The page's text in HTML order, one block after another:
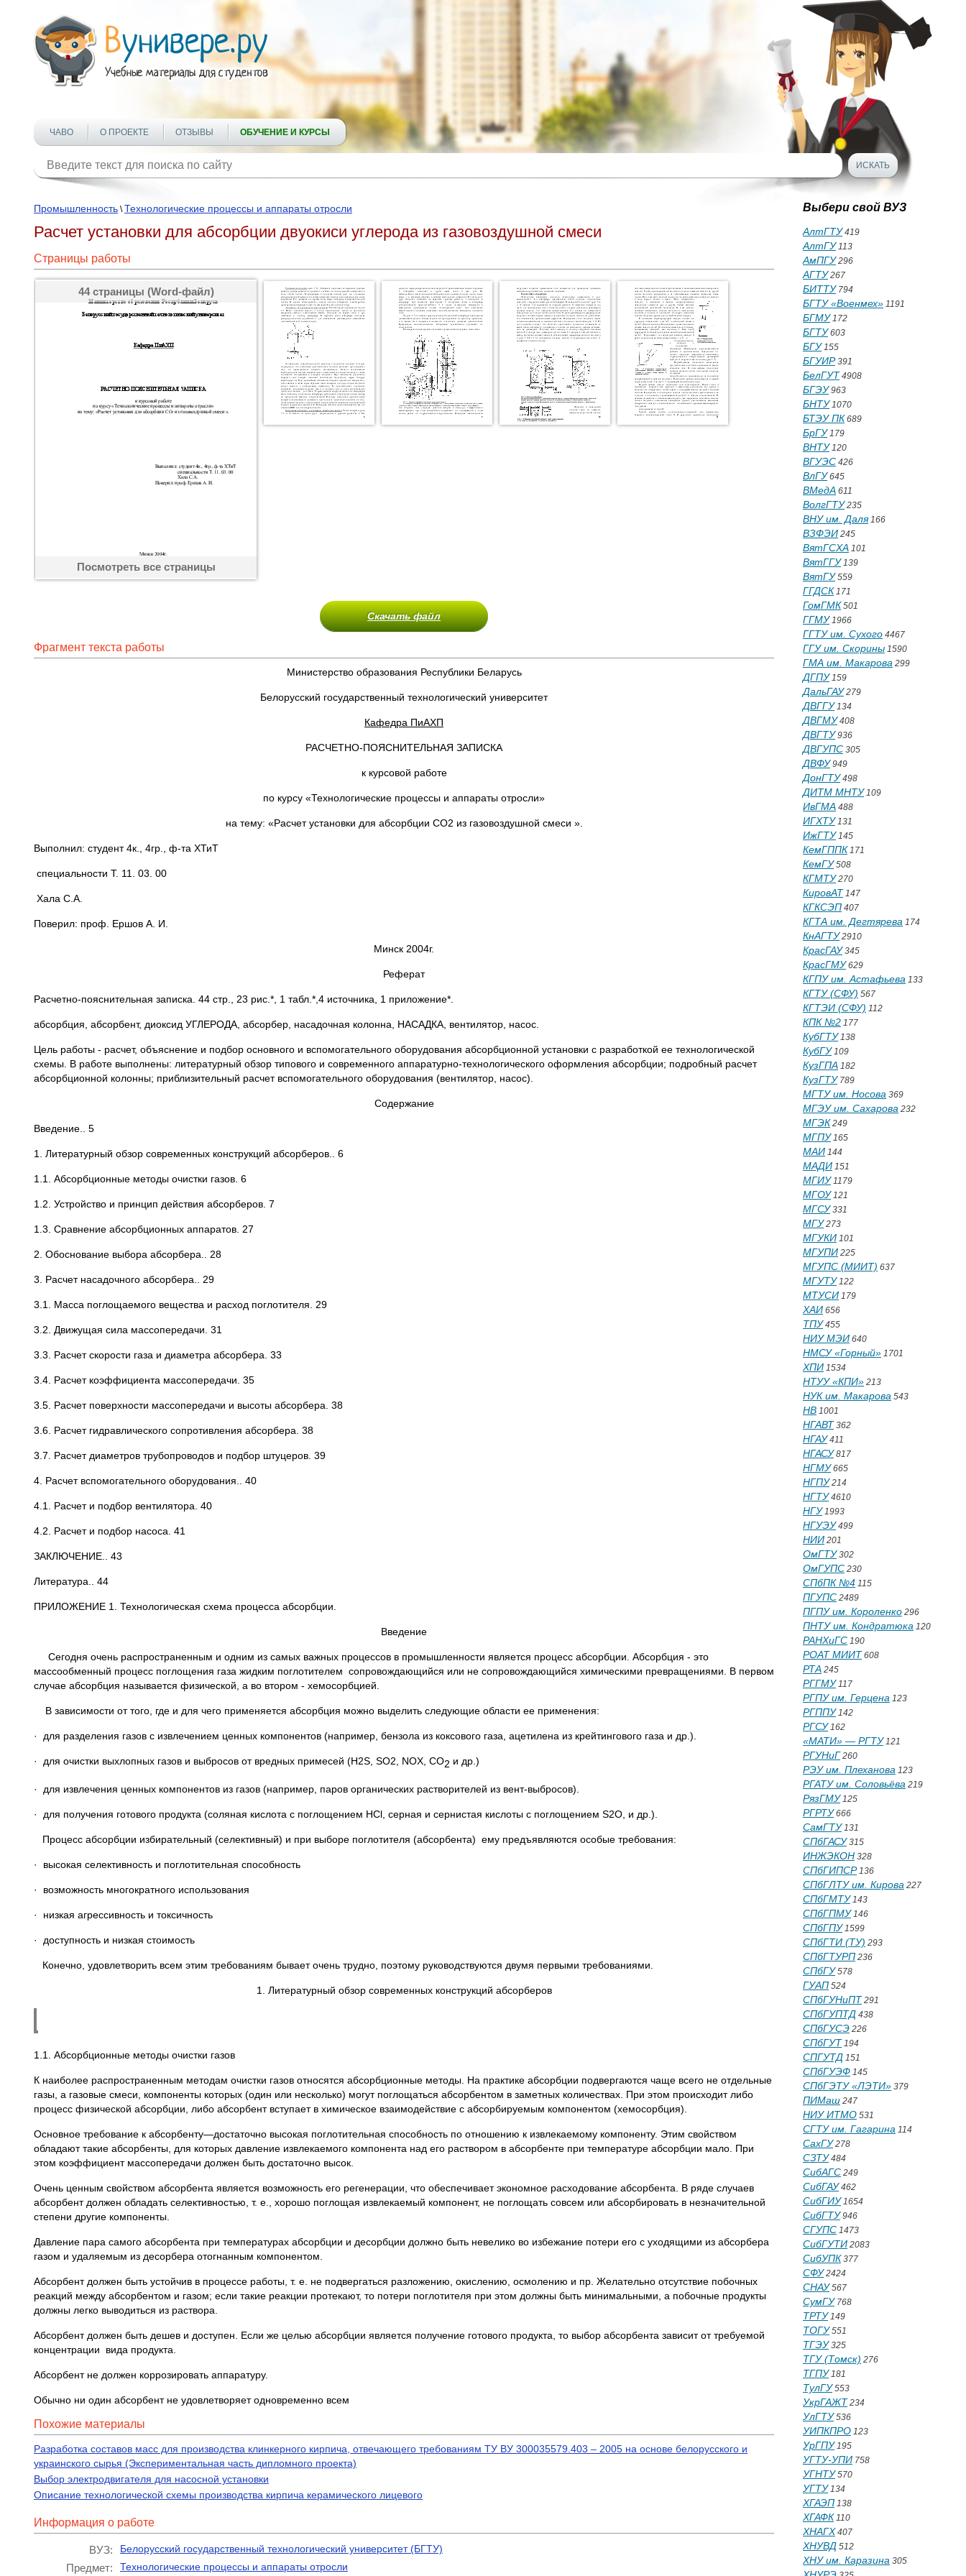
ЧАВО О ПРОЕКТЕ ОТЗЫВЫ ОБУЧЕНИЕ И КУРСЫ
Промышленность \Технологические процессы и аппараты отросли
Расчет установки для абсорбции двуокиси углерода из газовоздушной смеси
Страницы работы
44 страницы (Word-файл)
Посмотреть все страницы
Скачать файл
Фрагмент текста работы
Министерство образования Республики Беларусь
Белорусский государственный технологический университет
Кафедра ПиАХП
РАСЧЕТНО-ПОЯСНИТЕЛЬНАЯ ЗАПИСКА
к курсовой работе
по курсу «Технологические процессы и аппараты отросли»
на тему: «Расчет установки для абсорбции CO2 из газовоздушной смеси ».
Выполнил: студент 4к., 4гр., ф-та ХТиТ
специальности Т. 11. 03. 00
Хала С.А.
Поверил: проф. Ершов А. И.
Минск 2004г.
Реферат
Расчетно-пояснительная записка. 44 стр., 23 рис.*, 1 табл.*,4 источника, 1 приложение*.
абсорбция, абсорбент, диоксид УГЛЕРОДА, абсорбер, насадочная колонна, НАСАДКА, вентилятор, насос.
Цель работы - расчет, объяснение и подбор основного и вспомогательного оборудования абсорбционной установки с разработкой ее технологической
схемы. В работе выполнены: литературный обзор типового и современного аппаратурно-технологического оформления абсорбции; подробный расчет
абсорбционной колонны; приблизительный расчет вспомогательного оборудования (вентилятор, насос).
Содержание
Введение.. 5
1. Литературный обзор современных конструкций абсорберов.. 6
1.1. Абсорбционные методы очистки газов. 6
1.2. Устройство и принцип действия абсорберов. 7
1.3. Сравнение абсорбционных аппаратов. 27
2. Обоснование выбора абсорбера.. 28
3. Расчет насадочного абсорбера.. 29
3.1. Масса поглощаемого вещества и расход поглотителя. 29
3.2. Движущая сила массопередачи. 31
3.3. Расчет скорости газа и диаметра абсорбера. 33
3.4. Расчет коэффициента массопередачи. 35
3.5. Расчет поверхности массопередачи и высоты абсорбера. 38
3.6. Расчет гидравлического сопротивления абсорбера. 38
3.7. Расчет диаметров трубопроводов и подбор штуцеров. 39
4. Расчет вспомогательного оборудования.. 40
4.1. Расчет и подбор вентилятора. 40
4.2. Расчет и подбор насоса. 41
ЗАКЛЮЧЕНИЕ.. 43
Литература.. 44
ПРИЛОЖЕНИЕ 1. Технологическая схема процесса абсорбции.
Введение
Сегодня очень распространенным и одним из самых важных процессов в промышленности является процесс абсорбции. Абсорбция - это
массообменный процесс поглощения газа жидким поглотителем сопровождающийся или не сопровождающийся химическими превращениями. В первом
случае абсорбция называется физической, а во втором - хемосорбцией.
В зависимости от того, где и для чего применяется абсорбция можно выделить следующие области ее применения:
· для разделения газов с извлечением ценных компонентов (например, бензола из коксового газа, ацетилена из крейтингового газа и др.).
· для очистки выхлопных газов и выбросов от вредных примесей (H2S, SO2, NOX, CO2 и др.)
· для извлечения ценных компонентов из газов (например, паров органических растворителей из вент-выбросов).
· для получения готового продукта (соляная кислота с поглощением HCl, серная и сернистая кислоты с поглощением S2O, и др.).
Процесс абсорбции избирательный (селективный) и при выборе поглотителя (абсорбента) ему предъявляются особые требования:
· высокая селективность и поглотительная способность
· возможность многократного использования
· низкая агрессивность и токсичность
· доступность и низкая стоимость
Конечно, удовлетворить всем этим требованиям бывает очень трудно, поэтому руководствуются двумя первыми требованиями.
1. Литературный обзор современных конструкций абсорберов
1.1. Абсорбционные методы очистки газов
К наиболее распространенным методам очистки газов относятся абсорбционные методы. На практике абсорбции подвергаются чаще всего не отдельные
газы, а газовые смеси, компоненты которых (один или несколько) могут поглощаться абсорбентом в заметных количествах. При этом происходит либо
процесс физической абсорбции, либо абсорбент вступает в химическое взаимодействие с абсорбируемым компонентом (хемосорбция).
Основное требование к абсорбенту—достаточно высокая поглотительная способность по отношению к извлекаемому компоненту. Этим свойством
обладают такие абсорбенты, для которых давление извлекаемого компонента над его раствором в абсорбенте при температуре абсорбции мало. При
этом коэффициент массопередачи должен быть достаточно высок.
Очень ценным свойством абсорбента является возможность его регенерации, что обеспечивает экономное расходование абсорбента. В ряде случаев
абсорбент должен обладать селективностью, т. е., хорошо поглощая извлекаемый компонент, не поглощать совсем или абсорбировать в незначительной
степени другие компоненты.
Давление пара самого абсорбента при температурах абсорбции и десорбции должно быть невелико во избежание потери его с уходящими из абсорбера
газом и удаляемым из десорбера отогнанным компонентом.
Абсорбент должен быть устойчив в процессе работы, т. е. не подвергаться разложению, окислению, осмолению и пр. Желательно отсутствие побочных
реакций между абсорбентом и газом; если такие реакции протекают, то потери поглотителя при этом должны быть минимальными, а побочные продукты
должны легко выводиться из раствора.
Абсорбент должен быть дешев и доступен. Если же целью абсорбции является получение готового продукта, то выбор абсорбента зависит от требуемой
концентрации вида продукта.
Абсорбент не должен коррозировать аппаратуру.
Обычно ни один абсорбент не удовлетворяет одновременно всем
Похожие материалы
Разработка составов масс для производства клинкерного кирпича, отвечающего требованиям ТУ ВУ 300035579.403 – 2005 на основе белорусского и
украинского сырья (Экспериментальная часть дипломного проекта)
Выбор электродвигателя для насосной установки
Описание технологической схемы производства кирпича керамического лицевого
Информация о работе
ВУЗ: Белорусский государственный технологический университет (БГТУ)
Предмет: Технологические процессы и аппараты отросли
Выбери свой ВУЗ
АлтГТУ419
АлтГУ113
АмПГУ296
АГТУ267
БИТТУ794
БГТУ «Военмех» 1191
БГМУ172
БГТУ603
БГУ155
БГУИР391
БелГУТ 4908
БГЭУ963
БНТУ1070
БТЭУ ПК 689
БрГУ179
ВНТУ120
ВГУЭС 426
ВлГУ645
ВМедА 611
ВолгГТУ235
ВНУ им. Даля166
ВЗФЭИ 245
ВятГСХА 101
ВятГГУ139
ВятГУ559
ГГДСК 171
ГомГМК 501
ГГМУ1966
ГГТУ им. Сухого 4467
ГГУ им. Скорины 1590
ГМА им. Макарова 299
ДГПУ159
ДальГАУ279
ДВГГУ134
ДВГМУ408
ДВГТУ936
ДВГУПС 305
ДВФУ949
ДонГТУ498
ДИТМ МНТУ109
ИвГМА 488
ИГХТУ131
ИжГТУ145
КемГППК 171
КемГУ508
КГМТУ270
КировАТ 147
КГКСЭП 407
КГТА им. Дегтярева 174
КнАГТУ2910
КрасГАУ345
КрасГМУ629
КГПУ им. Астафьева 133
КГТУ (СФУ) 567
КГТЭИ (СФУ) 112
КПК №2 177
КубГТУ138
КубГУ109
КузГПА 182
КузГТУ789
МГТУ им. Носова 369
МГЭУ им. Сахарова 232
МГЭК 249
МГПУ165
МАИ 144
МАДИ 151
МГИУ1179
МГОУ121
МГСУ331
МГУ273
МГУКИ 101
МГУПИ 225
МГУПС (МИИТ) 637
МГУТУ122
МТУСИ 179
ХАИ 656
ТПУ455
НИУ МЭИ 640
НМСУ «Горный» 1701
ХПИ 1534
НТУУ «КПИ» 213
НУК им. Макарова 543
НВ 1001
НГАВТ 362
НГАУ411
НГАСУ817
НГМУ665
НГПУ214
НГТУ4610
НГУ1993
НГУЭУ499
НИИ 201
ОмГТУ302
ОмГУПС 230
СПбПК №4 115
ПГУПС 2489
ПГПУ им. Короленко 296
ПНТУ им. Кондратюка 120
РАНХиГС 190
РОАТ МИИТ 608
РТА 245
РГГМУ117
РГПУ им. Герцена 123
РГППУ142
РГСУ162
«МАТИ» — РГТУ121
РГУНиГ 260
РЭУ им. Плеханова 123
РГАТУ им. Соловьёва 219
РязГМУ125
РГРТУ666
СамГТУ131
СПбГАСУ315
ИНЖЭКОН 328
СПбГИПСР136
СПбГЛТУ им. Кирова 227
СПбГМТУ143
СПбГПМУ146
СПбГПУ1599
СПбГТИ (ТУ) 293
СПбГТУРП 236
СПбГУ578
ГУАП 524
СПбГУНиПТ 291
СПбГУПТД 438
СПбГУСЭ 226
СПбГУТ 194
СПГУТД 151
СПбГУЭФ 145
СПбГЭТУ «ЛЭТИ» 379
ПИМаш 247
НИУ ИТМО 531
СГТУ им. Гагарина 114
СахГУ278
СЗТУ484
СибАГС 249
СибГАУ462
СибГИУ1654
СибГТУ946
СГУПС 1473
СибГУТИ 2083
СибУПК 377
СФУ2424
СНАУ567
СумГУ768
ТРТУ149
ТОГУ551
ТГЭУ325
ТГУ (Томск) 276
ТГПУ181
ТулГУ553
УкрГАЖТ 234
УлГТУ536
УИПКПРО 123
УрГПУ195
УГТУ-УПИ 758
УГНТУ570
УГТУ134
ХГАЭП 138
ХГАФК 110
ХНАГХ 407
ХНУВД 512
ХНУ им. Каразина 305